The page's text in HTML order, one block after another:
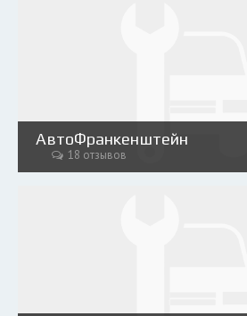
АвтоФранкенштейн
18 отзывов